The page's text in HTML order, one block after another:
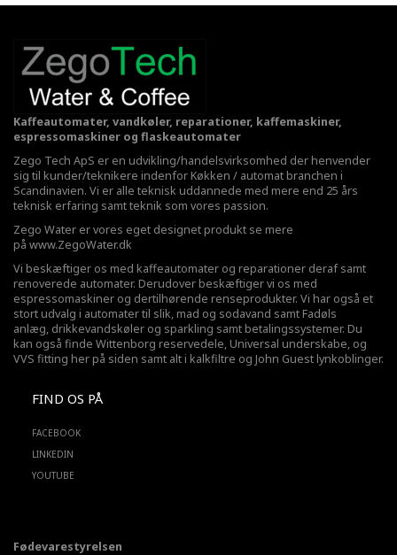
Kaffeautomater, vandkøler, reparationer, kaffemaskiner,
espressomaskiner og flaskeautomater
Zego Tech ApS er en udvikling/handelsvirksomhed der henvender
sig til kunder/teknikere indenfor Køkken / automat branchen i
Scandinavien. Vi er alle teknisk uddannede med mere end 25 års
teknisk erfaring samt teknik som vores passion.
Zego Water er vores eget designet produkt se mere
på www.ZegoWater.dk
Vi beskæftiger os med kaffeautomater og reparationer deraf samt
renoverede automater. Derudover beskæftiger vi os med
espressomaskiner og dertilhørende renseprodukter. Vi har også et
stort udvalg i automater til slik, mad og sodavand samt Fadøls
anlæg, drikkevandskøler og sparkling samt betalingssystemer. Du
kan også finde Wittenborg reservedele, Universal underskabe, og
VVS fitting her på siden samt alt i kalkfiltre og John Guest lynkoblinger.
FIND OS PÅ
FACEBOOK
LINKEDIN
YOUTUBE
Fødevarestyrelsen